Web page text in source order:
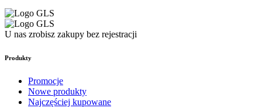
U nas zrobisz zakupy bez rejestracji
Produkty
Promocje
Nowe produkty
Najczęściej kupowane